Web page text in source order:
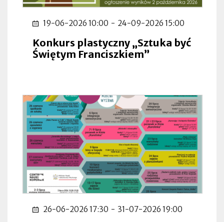
19-06-2026 10:00 - 24-09-2026 15:00
Konkurs plastyczny „Sztuka być
Świętym Franciszkiem”
26-06-2026 17:30 - 31-07-2026 19:00